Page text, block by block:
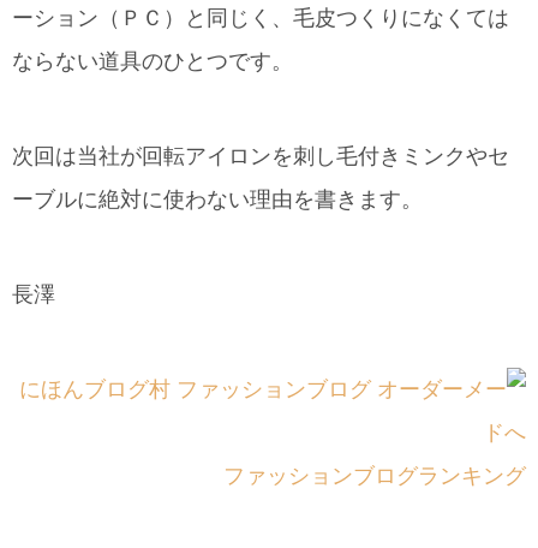
ーション（ＰＣ）と同じく、毛皮つくりになくては
ならない道具のひとつです。
次回は当社が回転アイロンを刺し毛付きミンクやセ
ーブルに絶対に使わない理由を書きます。
長澤
ファッションブログランキング